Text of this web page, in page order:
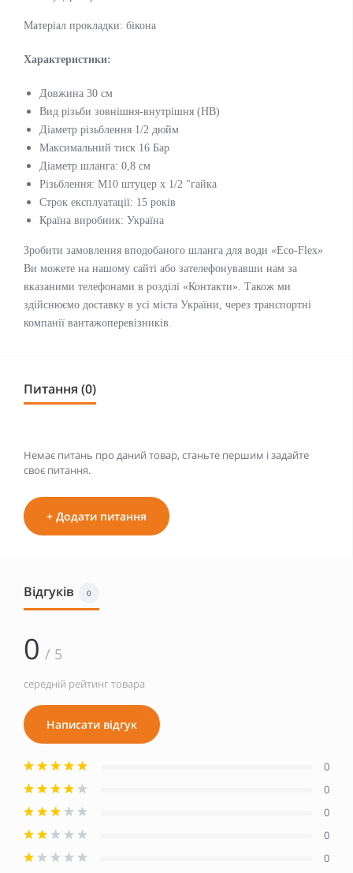
Матеріал прокладки: бікона
Характеристики:
Довжина 30 см
Вид різьби зовнішня-внутрішня (НВ)
Діаметр різьблення 1/2 дюйм
Максимальний тиск 16 Бар
Діаметр шланга: 0,8 см
Різьблення: М10 штуцер х 1/2 "гайка
Строк експлуатації: 15 років
Країна виробник: Україна
Зробити замовлення вподобаного шланга для води «Eco-Flex»
Ви можете на нашому сайті або зателефонувавши нам за
вказаними телефонами в розділі «Контакти». Також ми
здійснюємо доставку в усі міста України, через транспортні
компанії вантажоперевізників.
Питання (0)
Немає питань про даний товар, станьте першим і задайте
своє питання.
+ Додати питання
Відгуків 0
0 / 5
середній рейтинг товара
Написати відгук
0
0
0
0
0